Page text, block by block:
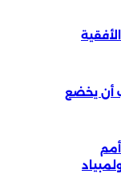
أن يخضع